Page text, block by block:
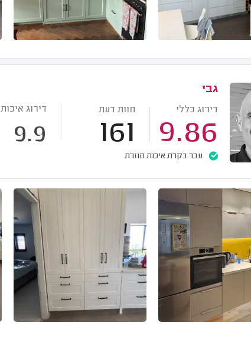
גבי
דירוג כללי
9.86
חוות דעת
161
דירוג איכות
9.9
עבר בקרת איכות חוזרת